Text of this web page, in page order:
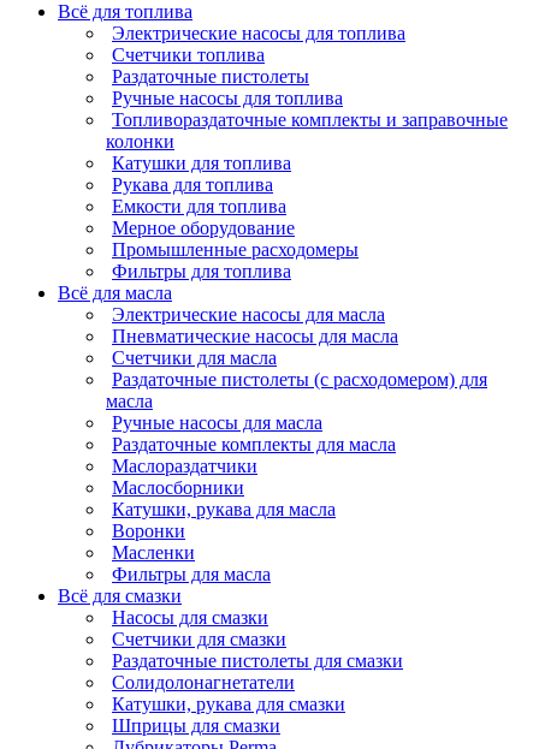
Всё для топлива
Электрические насосы для топлива
Счетчики топлива
Раздаточные пистолеты
Ручные насосы для топлива
Топливораздаточные комплекты и заправочные
колонки
Катушки для топлива
Рукава для топлива
Емкости для топлива
Мерное оборудование
Промышленные расходомеры
Фильтры для топлива
Всё для масла
Электрические насосы для масла
Пневматические насосы для масла
Счетчики для масла
Раздаточные пистолеты (с расходомером) для
масла
Ручные насосы для масла
Раздаточные комплекты для масла
Маслораздатчики
Маслосборники
Катушки, рукава для масла
Воронки
Масленки
Фильтры для масла
Всё для смазки
Насосы для смазки
Счетчики для смазки
Раздаточные пистолеты для смазки
Солидолонагнетатели
Катушки, рукава для смазки
Шприцы для смазки